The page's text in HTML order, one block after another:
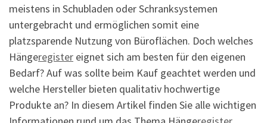
meistens in Schubladen oder Schranksystemen
untergebracht und ermöglichen somit eine
platzsparende Nutzung von Büroflächen. Doch welches
Hängeregister eignet sich am besten für den eigenen
Bedarf? Auf was sollte beim Kauf geachtet werden und
welche Hersteller bieten qualitativ hochwertige
Produkte an? In diesem Artikel finden Sie alle wichtigen